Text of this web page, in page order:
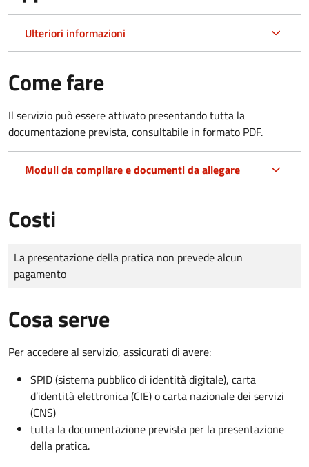
Ulteriori informazioni
Come fare
Il servizio può essere attivato presentando tutta la
documentazione prevista, consultabile in formato PDF.
Moduli da compilare e documenti da allegare
Costi
Tipo di pagamento
Importo
La presentazione della pratica non prevede alcun
pagamento
Cosa serve
Per accedere al servizio, assicurati di avere:
SPID (sistema pubblico di identità digitale), carta
d’identità elettronica (CIE) o carta nazionale dei servizi
(CNS)
tutta la documentazione prevista per la presentazione
della pratica.